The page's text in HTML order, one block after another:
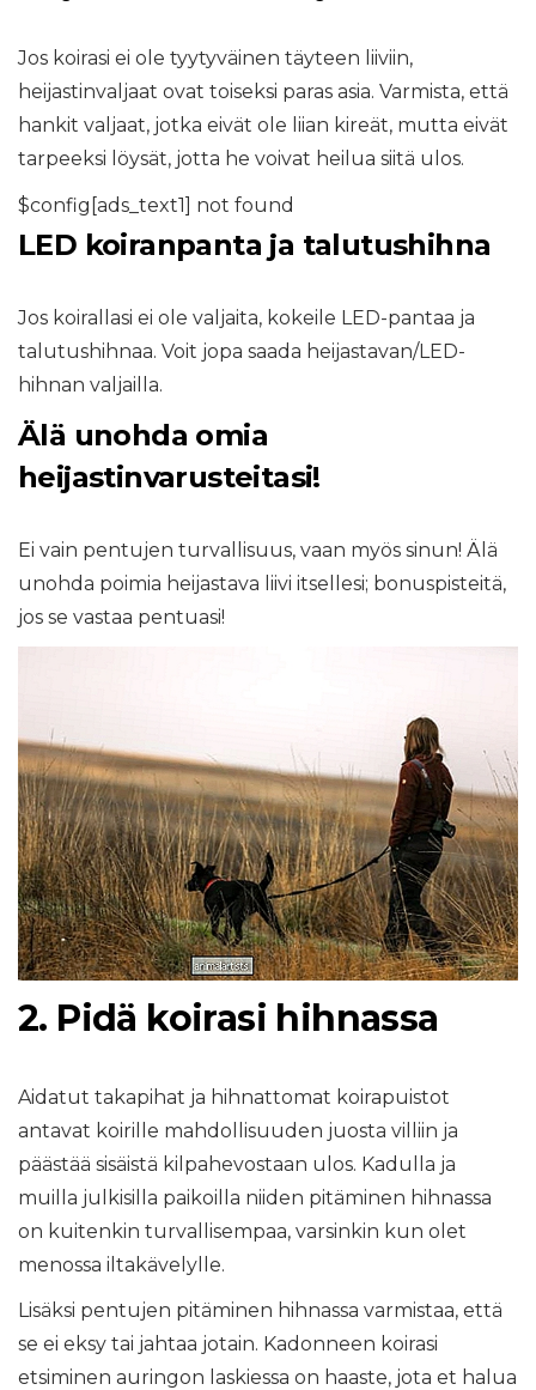
Jos koirasi ei ole tyytyväinen täyteen liiviin,
heijastinvaljaat ovat toiseksi paras asia. Varmista, että
hankit valjaat, jotka eivät ole liian kireät, mutta eivät
tarpeeksi löysät, jotta he voivat heilua siitä ulos.
$config[ads_text1] not found
LED koiranpanta ja talutushihna
Jos koirallasi ei ole valjaita, kokeile LED-pantaa ja
talutushihnaa. Voit jopa saada heijastavan/LED-
hihnan valjailla.
Älä unohda omia
heijastinvarusteitasi!
Ei vain pentujen turvallisuus, vaan myös sinun! Älä
unohda poimia heijastava liivi itsellesi; bonuspisteitä,
jos se vastaa pentuasi!
2. Pidä koirasi hihnassa
Aidatut takapihat ja hihnattomat koirapuistot
antavat koirille mahdollisuuden juosta villiin ja
päästää sisäistä kilpahevostaan ​​ulos. Kadulla ja
muilla julkisilla paikoilla niiden pitäminen hihnassa
on kuitenkin turvallisempaa, varsinkin kun olet
menossa iltakävelylle.
Lisäksi pentujen pitäminen hihnassa varmistaa, että
se ei eksy tai jahtaa jotain. Kadonneen koirasi
etsiminen auringon laskiessa on haaste, jota et halua